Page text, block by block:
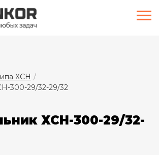
menu
ХСН
300-29/32-29/32
ХСН-300-29/32-